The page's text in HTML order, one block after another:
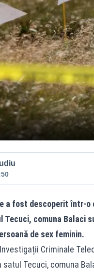
a fost descoperit într-o
Tecuci, comuna Balaci
de sex feminin.
Criminale
Tecuci, comuna